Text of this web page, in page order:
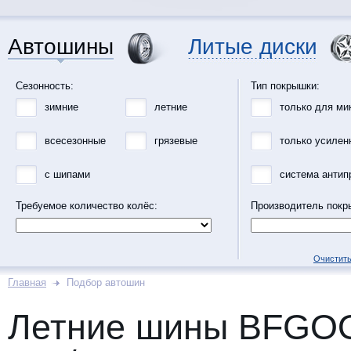
Автошины Литые диски
Сезонность:
зимние
летние
всесезонные грязевые
с шипами
Требуемое количество колёс:
Тип покрышки:
только для
только
система
Производитель
Главная Подбор автошин
Летние шины